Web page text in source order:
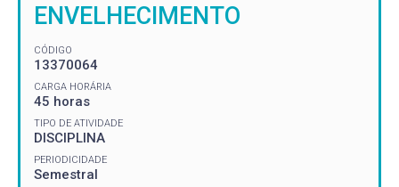
ENVELHECIMENTO
CÓDIGO
13370064
CARGA HORÁRIA
45 horas
TIPO DE ATIVIDADE
DISCIPLINA
PERIODICIDADE
Semestral